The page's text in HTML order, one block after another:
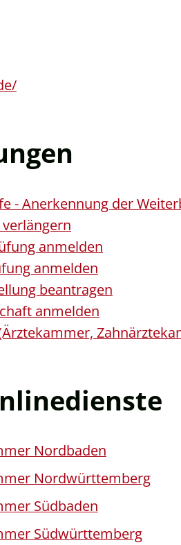
- Anerkennung der
anmelden
anmelden
beantragen
anmelden
Nordbaden
Nordwürttemberg
Südbaden
Südwürttemberg